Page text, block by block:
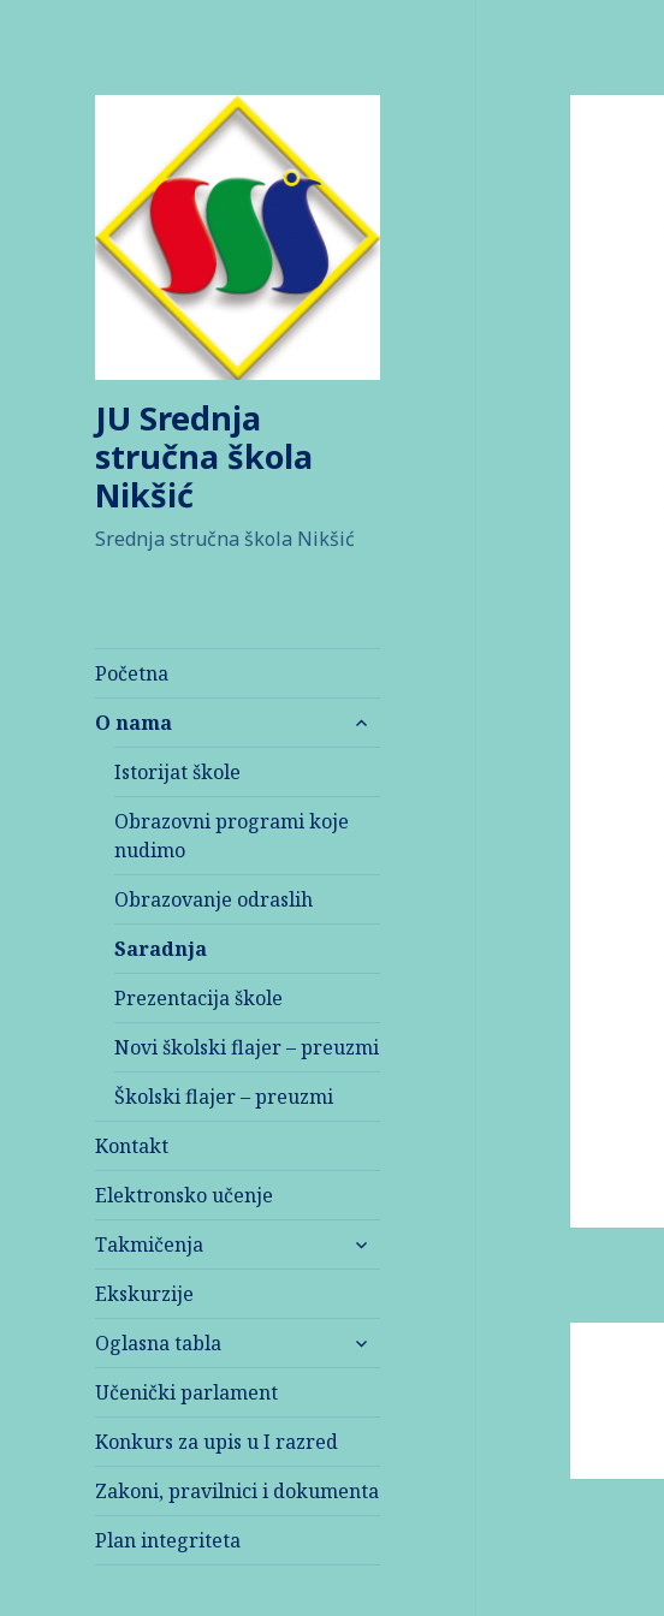
JU Srednja
stručna škola
Nikšić
Srednja stručna škola Nikšić
Početna
O nama
Istorijat škole
Obrazovni programi koje
nudimo
Obrazovanje odraslih
Saradnja
Prezentacija škole
Novi školski flajer – preuzmi
Školski flajer – preuzmi
Kontakt
Elektronsko učenje
Takmičenja
Ekskurzije
Oglasna tabla
Učenički parlament
Konkurs za upis u I razred
Zakoni, pravilnici i dokumenta
Plan integriteta